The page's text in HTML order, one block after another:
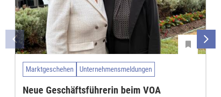
Marktgeschehen Unternehmensmeldungen
Neue Geschäftsführerin beim VOA